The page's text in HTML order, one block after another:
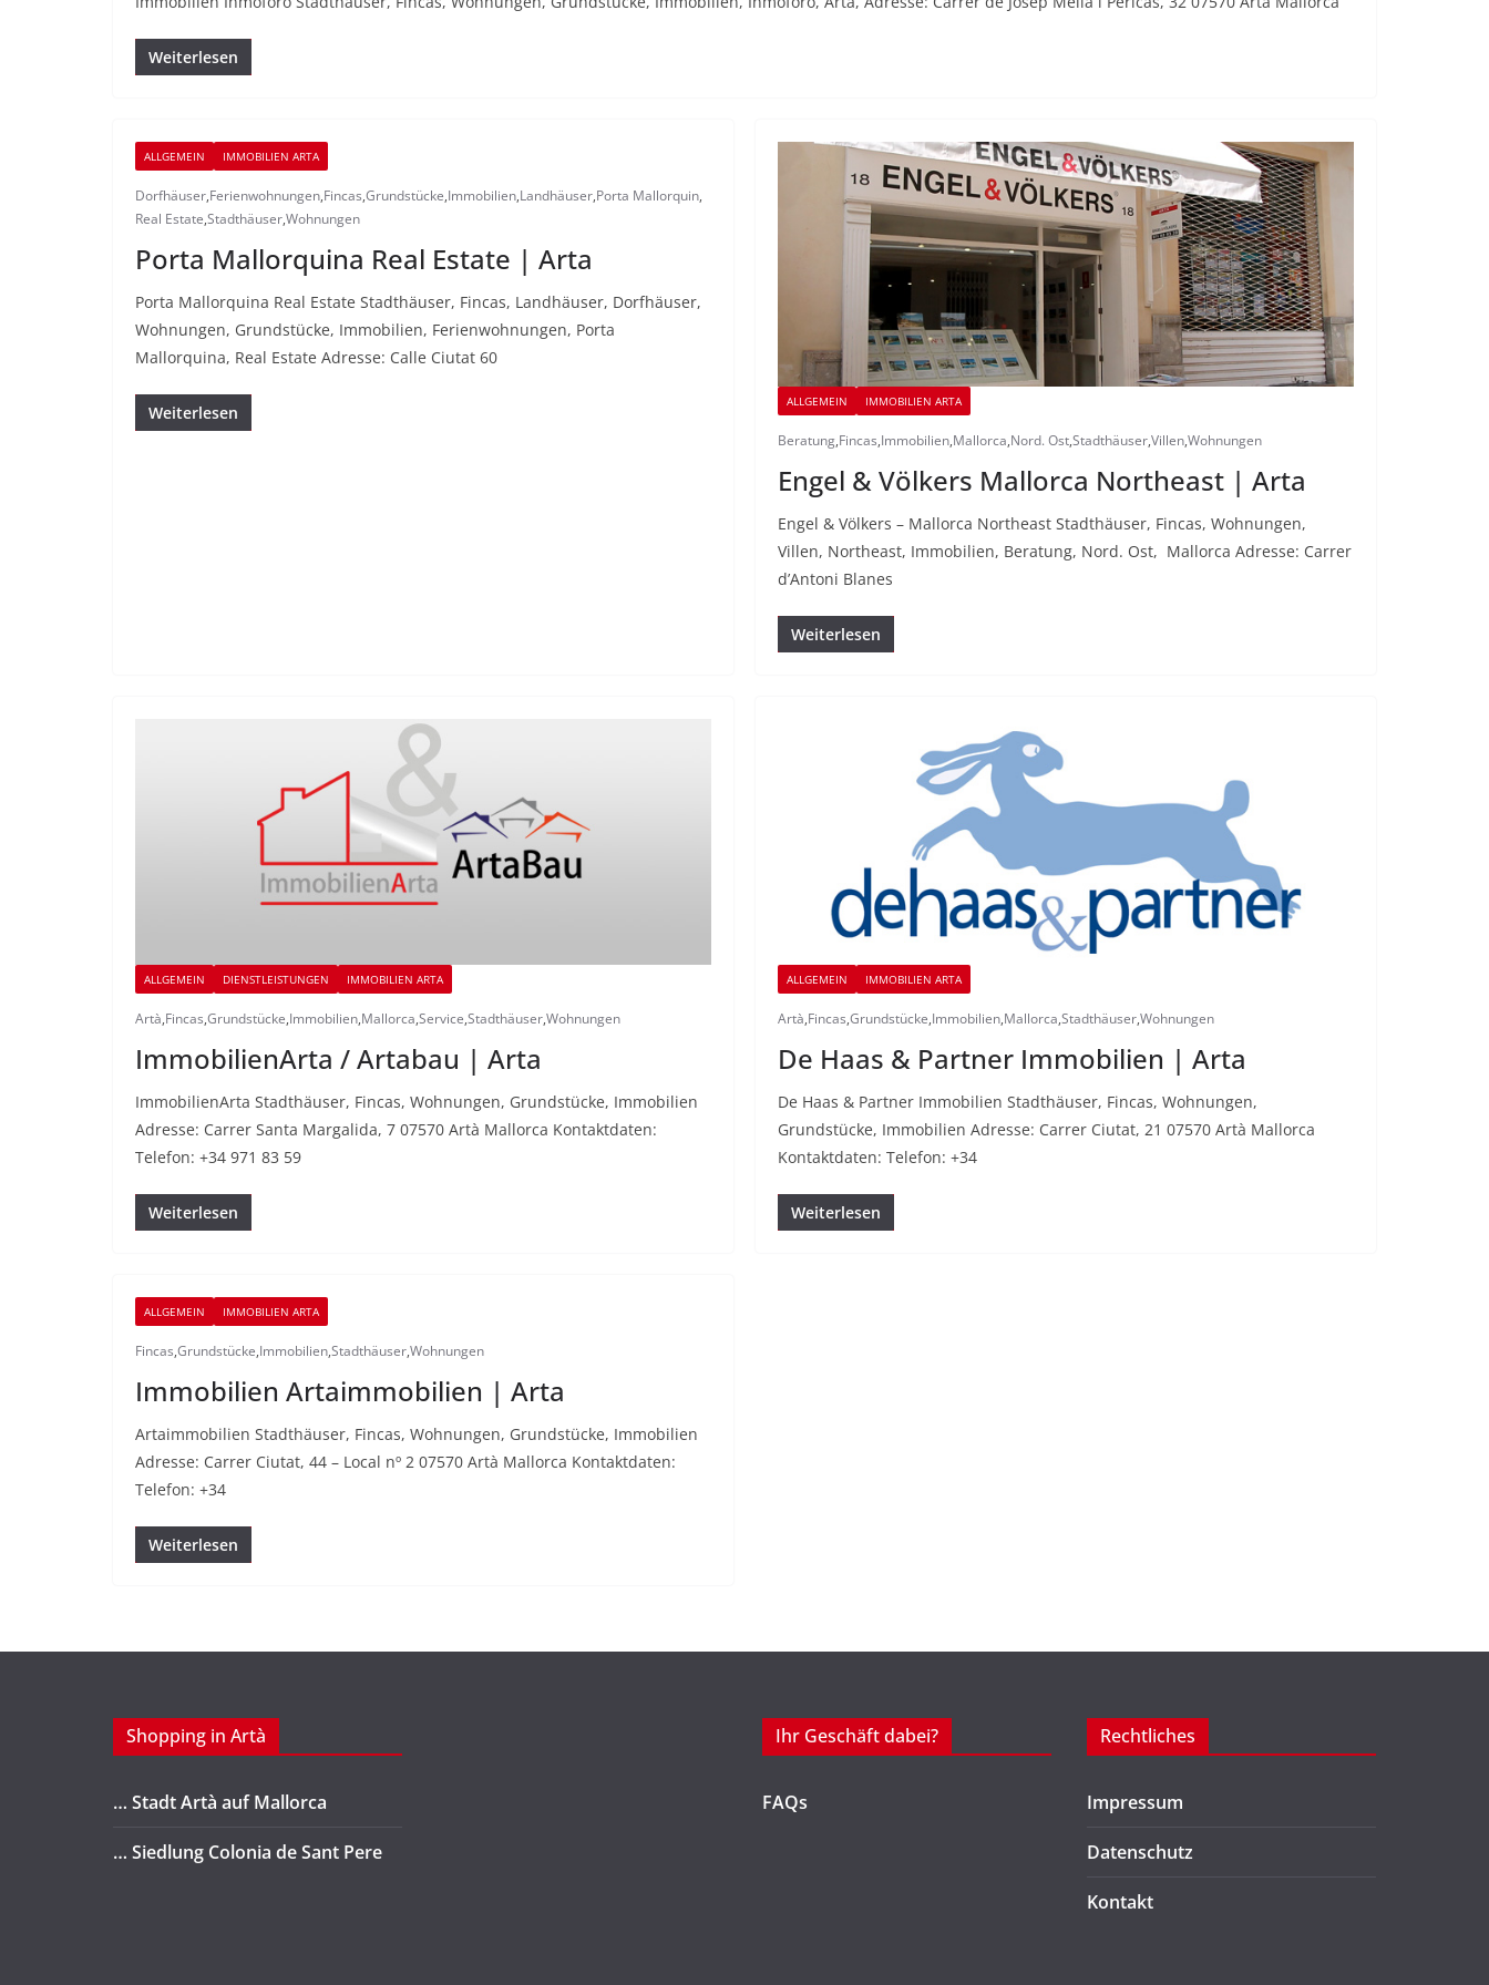
Weiterlesen
ALLGEMEIN IMMOBILIEN ARTA
Dorfhäuser,Ferienwohnungen,Fincas,Grundstücke,Immobilien,Landhäuser,Porta Mallorquin,
Real Estate,Stadthäuser,Wohnungen
Porta Mallorquina Real Estate | Arta
Porta Mallorquina Real Estate Stadthäuser, Fincas, Landhäuser, Dorfhäuser,
Wohnungen, Grundstücke, Immobilien, Ferienwohnungen, Porta
Mallorquina, Real Estate Adresse: Calle Ciutat 60
Weiterlesen
ALLGEMEIN IMMOBILIEN ARTA
Beratung,Fincas,Immobilien,Mallorca,Nord. Ost,Stadthäuser,Villen,Wohnungen
Engel & Völkers Mallorca Northeast | Arta
Engel & Völkers – Mallorca Northeast Stadthäuser, Fincas, Wohnungen,
Villen, Northeast, Immobilien, Beratung, Nord. Ost, Mallorca Adresse: Carrer
d’Antoni Blanes
Weiterlesen
ALLGEMEIN DIENSTLEISTUNGEN IMMOBILIEN ARTA
Artà,Fincas,Grundstücke,Immobilien,Mallorca,Service,Stadthäuser,Wohnungen
ImmobilienArta / Artabau | Arta
ImmobilienArta Stadthäuser, Fincas, Wohnungen, Grundstücke, Immobilien
Adresse: Carrer Santa Margalida, 7 07570 Artà Mallorca Kontaktdaten:
Telefon: +34 971 83 59
Weiterlesen
ALLGEMEIN IMMOBILIEN ARTA
Artà,Fincas,Grundstücke,Immobilien,Mallorca,Stadthäuser,Wohnungen
De Haas & Partner Immobilien | Arta
De Haas & Partner Immobilien Stadthäuser, Fincas, Wohnungen,
Grundstücke, Immobilien Adresse: Carrer Ciutat, 21 07570 Artà Mallorca
Kontaktdaten: Telefon: +34
Weiterlesen
ALLGEMEIN IMMOBILIEN ARTA
Fincas,Grundstücke,Immobilien,Stadthäuser,Wohnungen
Immobilien Artaimmobilien | Arta
Artaimmobilien Stadthäuser, Fincas, Wohnungen, Grundstücke, Immobilien
Adresse: Carrer Ciutat, 44 – Local nº 2 07570 Artà Mallorca Kontaktdaten:
Telefon: +34
Weiterlesen
Shopping in Artà
… Stadt Artà auf Mallorca
… Siedlung Colonia de Sant Pere
Ihr Geschäft dabei?
FAQs
Rechtliches
Impressum
Datenschutz
Kontakt